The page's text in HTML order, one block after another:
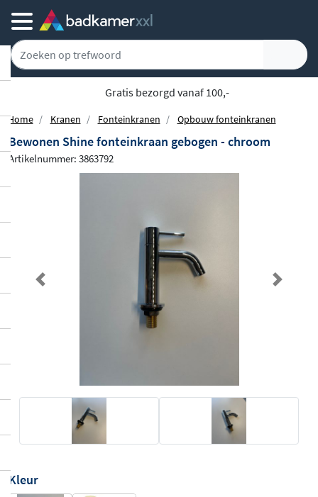
5777 klanten geven ons een 9.1
Home Kranen Fonteinkranen Opbouw fonteinkranen
Bewonen Shine fonteinkraan gebogen - chroom
Artikelnummer: 3863792
Previous Next
Kleur